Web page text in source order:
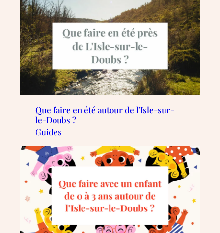
Que faire en été autour de l’Isle-sur-
le-Doubs ?
Guides